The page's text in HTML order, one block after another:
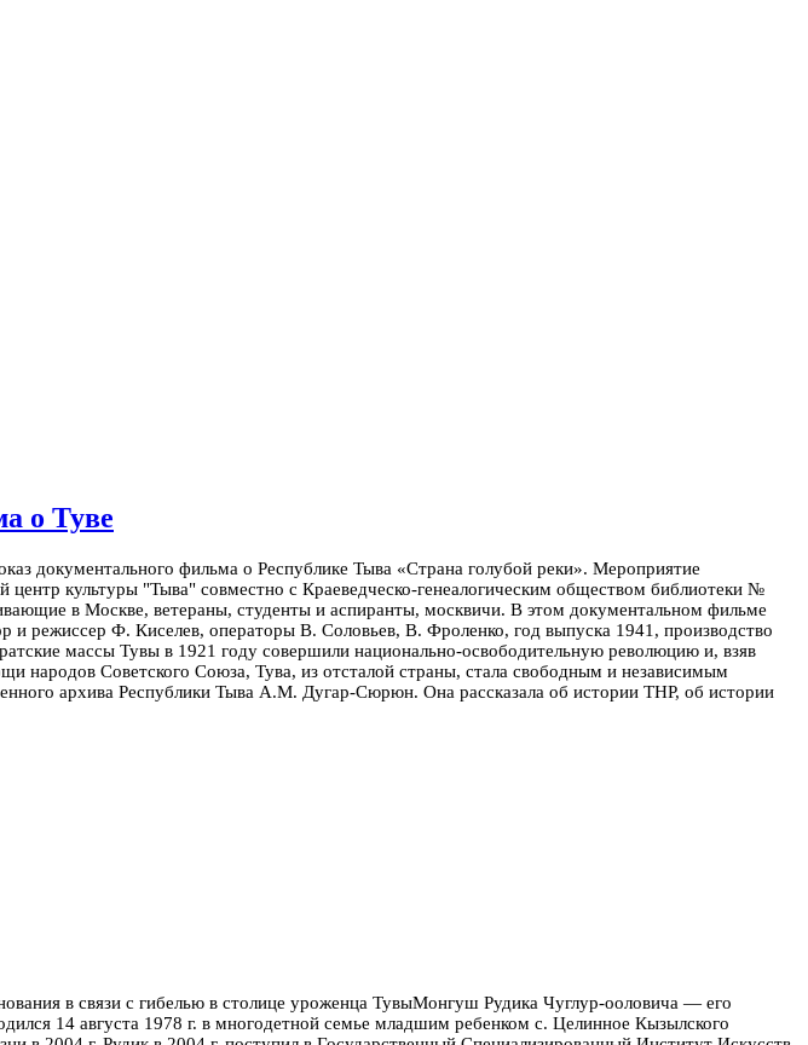
о Туве
документального фильма о Республике Тыва «Страна голубой реки». Мероприятие
культуры "Тыва" совместно с Краеведческо-генеалогическим обществом библиотеки №
в Москве, ветераны, студенты и аспиранты, москвичи. В этом документальном фильме
и режиссер Ф. Киселев, операторы В. Соловьев, В. Фроленко, год выпуска 1941, производство
массы Тувы в 1921 году совершили национально-освободительную революцию и, взяв
народов Советского Союза, Тува, из отсталой страны, стала свободным и независимым
архива Республики Тыва А.М. Дугар-Сюрюн. Она рассказала об истории ТНР, об истории
в связи с гибелью в столице уроженца ТувыМонгуш Рудика Чуглур-ооловича — его
14 августа 1978 г. в многодетной семье младшим ребенком с. Целинное Кызылского